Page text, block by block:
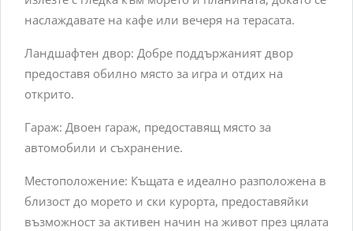
наслаждавате на кафе или вечеря на терасата.
Ландшафтен двор: Добре поддържаният двор
предоставя обилно място за игра и отдих на
открито.
Гараж: Двоен гараж, предоставящ място за
автомобили и съхранение.
Местоположение: Къщата е идеално разположена в
близост до морето и ски курорта, предоставяйки
възможност за активен начин на живот през цялата